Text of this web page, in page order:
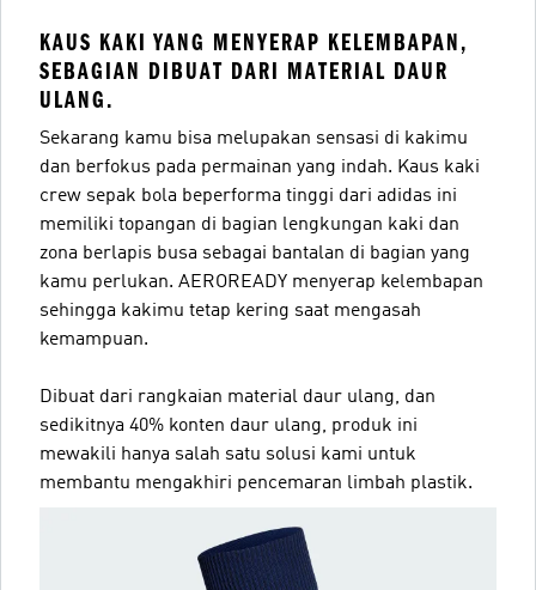
KAUS KAKI YANG MENYERAP KELEMBAPAN,
SEBAGIAN DIBUAT DARI MATERIAL DAUR
ULANG.
Sekarang kamu bisa melupakan sensasi di kakimu
dan berfokus pada permainan yang indah. Kaus kaki
crew sepak bola beperforma tinggi dari adidas ini
memiliki topangan di bagian lengkungan kaki dan
zona berlapis busa sebagai bantalan di bagian yang
kamu perlukan. AEROREADY menyerap kelembapan
sehingga kakimu tetap kering saat mengasah
kemampuan.
Dibuat dari rangkaian material daur ulang, dan
sedikitnya 40% konten daur ulang, produk ini
mewakili hanya salah satu solusi kami untuk
membantu mengakhiri pencemaran limbah plastik.